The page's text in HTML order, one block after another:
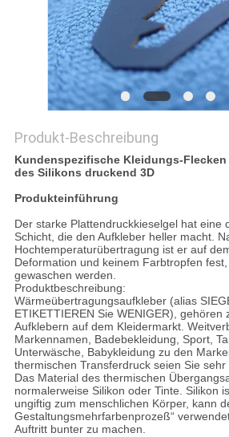
Produkt-Beschreibung
Kundenspezifische Kleidungs-
des Silikons druckend 3D
Produkteinführung
Der starke Plattendruckkieselgel hat eine
Schicht, die den Aufkleber heller macht.
Hochtemperaturübertragung ist er auf
Deformation und keinem Farbtropfen
gewaschen werden.
Produktbeschreibung:
Wärmeübertragungsaufkleber (alias
ETIKETTIEREN Sie WENIGER), gehören
Aufklebern auf dem Kleidermarkt.
Markennamen, Badebekleidung, Sport,
Unterwäsche, Babykleidung zu den
thermischen Transferdruck seien Sie sehr
Das Material des thermischen
normalerweise Silikon oder Tinte. Silikon
ungiftig zum menschlichen Körper, kann
Gestaltungsmehrfarbenprozeß“
Auftritt bunter zu machen.